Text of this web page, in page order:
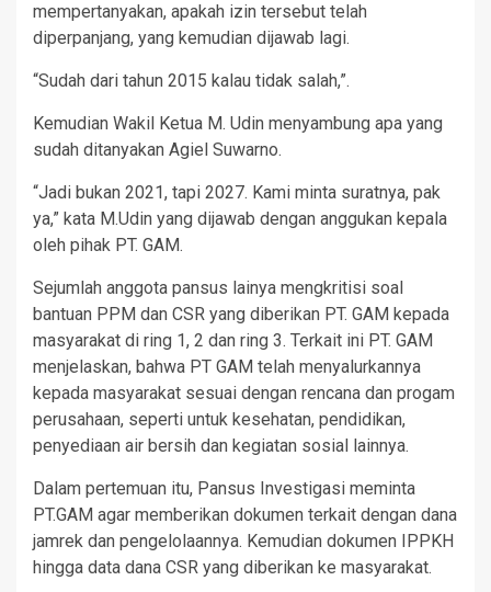
mempertanyakan, apakah izin tersebut telah
diperpanjang, yang kemudian dijawab lagi.
“Sudah dari tahun 2015 kalau tidak salah,”.
Kemudian Wakil Ketua M. Udin menyambung apa yang
sudah ditanyakan Agiel Suwarno.
“Jadi bukan 2021, tapi 2027. Kami minta suratnya, pak
ya,” kata M.Udin yang dijawab dengan anggukan kepala
oleh pihak PT. GAM.
Sejumlah anggota pansus lainya mengkritisi soal
bantuan PPM dan CSR yang diberikan PT. GAM kepada
masyarakat di ring 1, 2 dan ring 3. Terkait ini PT. GAM
menjelaskan, bahwa PT GAM telah menyalurkannya
kepada masyarakat sesuai dengan rencana dan progam
perusahaan, seperti untuk kesehatan, pendidikan,
penyediaan air bersih dan kegiatan sosial lainnya.
Dalam pertemuan itu, Pansus Investigasi meminta
PT.GAM agar memberikan dokumen terkait dengan dana
jamrek dan pengelolaannya. Kemudian dokumen IPPKH
hingga data dana CSR yang diberikan ke masyarakat.